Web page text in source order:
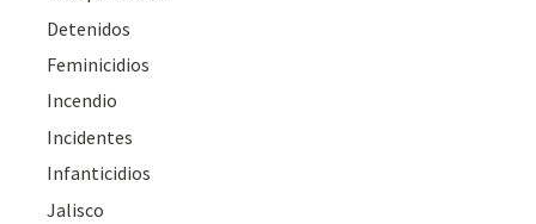
Detenidos
Feminicidios
Incendio
Incidentes
Infanticidios
Jalisco